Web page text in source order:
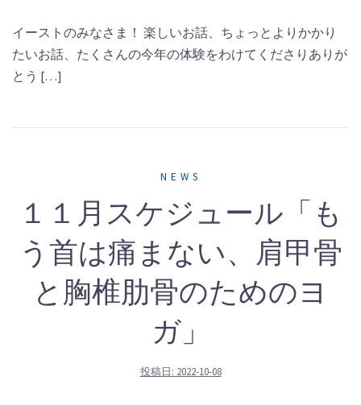
イーストのみなさま！ 楽しいお話、ちょっとよりかかり
たいお話、たくさんの今年の体験をわけてくださりありが
とう […]
NEWS
１１月スケジュール「も
う首は痛まない、肩甲骨
と胸椎肋骨のためのヨ
ガ」
投稿日: 2022-10-08